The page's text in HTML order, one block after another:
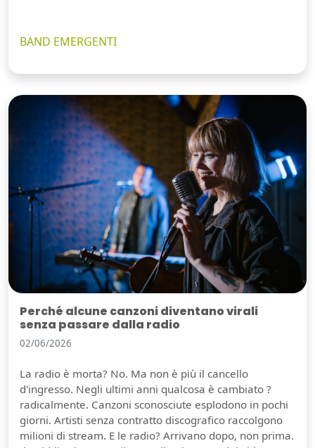
BAND EMERGENTI
Perché alcune canzoni diventano virali
senza passare dalla radio
02/06/2026
La radio è morta? No. Ma non è più il cancello
d'ingresso. Negli ultimi anni qualcosa è cambiato ?
radicalmente. Canzoni sconosciute esplodono in pochi
giorni. Artisti senza contratto discografico raccolgono
milioni di stream. E le radio? Arrivano dopo, non prima.